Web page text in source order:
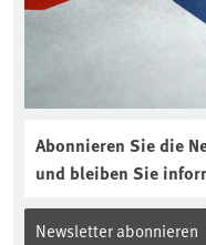
Abonnieren Sie die
und bleiben Sie
Newsletter abonnieren